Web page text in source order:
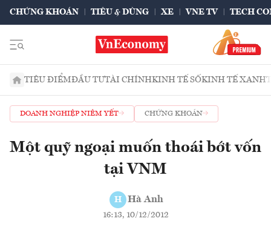
CHỨNG KHOÁN TIÊU & DÙNG XE VNE TV TECH
TIÊU ĐIỂMĐẦU TƯTÀI CHÍNHKINH TẾ SỐKINH TẾ XANH
DOANH NGHIỆP NIÊM YẾT CHỨNG KHOÁN
Một quỹ ngoại muốn thoái bớt vốn
tại VNM
H Hà Anh
16:13, 10/12/2012